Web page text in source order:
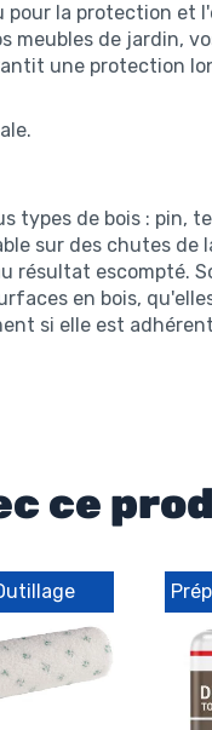
la protection et
meubles de jardin,
une protection
types de bois : pin,
sur des chutes de
résultat escompté.
en bois,
si elle est
ce